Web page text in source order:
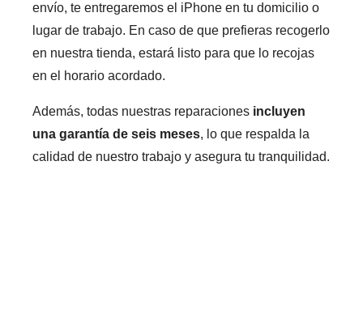
envío, te entregaremos el iPhone en tu domicilio o
lugar de trabajo. En caso de que prefieras recogerlo
en nuestra tienda, estará listo para que lo recojas
en el horario acordado.
Además, todas nuestras reparaciones incluyen
una garantía de seis meses, lo que respalda la
calidad de nuestro trabajo y asegura tu tranquilidad.